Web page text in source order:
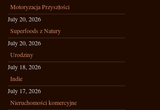
Motoryzacja Przyszłości
July 20, 2026
Superfoods z Natury
July 20, 2026
Urodziny
July 18, 2026
Indie
July 17, 2026
Nieruchomości komercyjne